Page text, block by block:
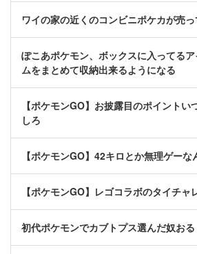
ワイの家の近くのコンビニポケカが売
ぽこあポケモン、ボックスに入ってる
ムをまとめて収納出来るようになる
【ポケモンGO】お披露目のポイント
しろ
【ポケモンGO】42キロとか無理ゲーな
【ポケモンGO】レゴコラボのタイチャ
初代ポケモンでカブトプス選んだ奴おる